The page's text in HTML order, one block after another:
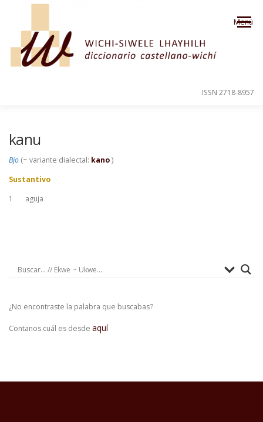
Saltar al contenido
Menú
ISSN 2718-8957
kanu
Bjo (~ variante dialectal: kano)
Sustantivo
1
aguja
¿No encontraste la palabra que buscabas?
Contanos cuál es desde aquí